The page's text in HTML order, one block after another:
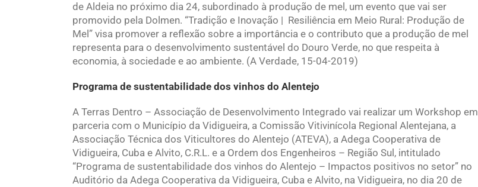
de Aldeia no próximo dia 24, subordinado à produção de mel, um evento que vai ser
promovido pela Dolmen. “Tradição e Inovação | Resiliência em Meio Rural: Produção de
Mel” visa promover a reflexão sobre a importância e o contributo que a produção de mel
representa para o desenvolvimento sustentável do Douro Verde, no que respeita à
economia, à sociedade e ao ambiente. (A Verdade, 15-04-2019)
Programa de sustentabilidade dos vinhos do Alentejo
A Terras Dentro – Associação de Desenvolvimento Integrado vai realizar um Workshop em
parceria com o Município da Vidigueira, a Comissão Vitivinícola Regional Alentejana, a
Associação Técnica dos Viticultores do Alentejo (ATEVA), a Adega Cooperativa de
Vidigueira, Cuba e Alvito, C.R.L. e a Ordem dos Engenheiros – Região Sul, intitulado
“Programa de sustentabilidade dos vinhos do Alentejo – Impactos positivos no setor” no
Auditório da Adega Cooperativa da Vidigueira, Cuba e Alvito, na Vidigueira, no dia 20 de